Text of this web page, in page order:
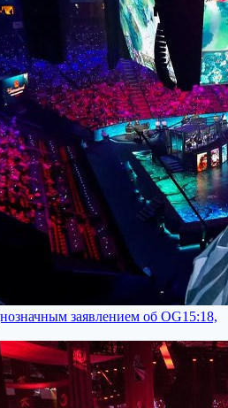
заявлением об OG15:18,